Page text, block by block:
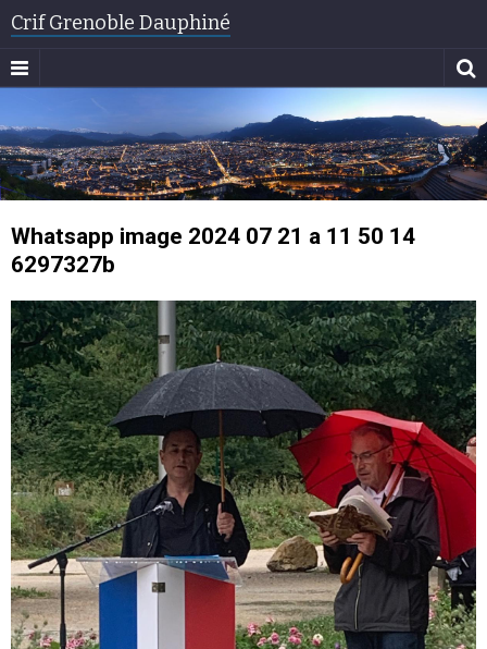
Crif Grenoble Dauphiné
Whatsapp image 2024 07 21 a 11 50 14
6297327b